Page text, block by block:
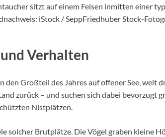
sitzt auf einem Felsen inmitten einer
iStock / SeppFriedhuber Stock-
Verhalten
den Großteil des Jahres auf offener See, weit
zurück – und suchen sich dabei bevorzugt
Nistplätzen.
solcher Brutplätze. Die Vögel graben kleine